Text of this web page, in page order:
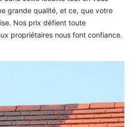
grande qualité, et ce, que votre
Nos prix défient toute
propriétaires nous font confiance.